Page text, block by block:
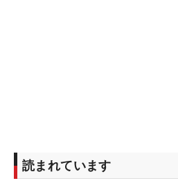
読まれています